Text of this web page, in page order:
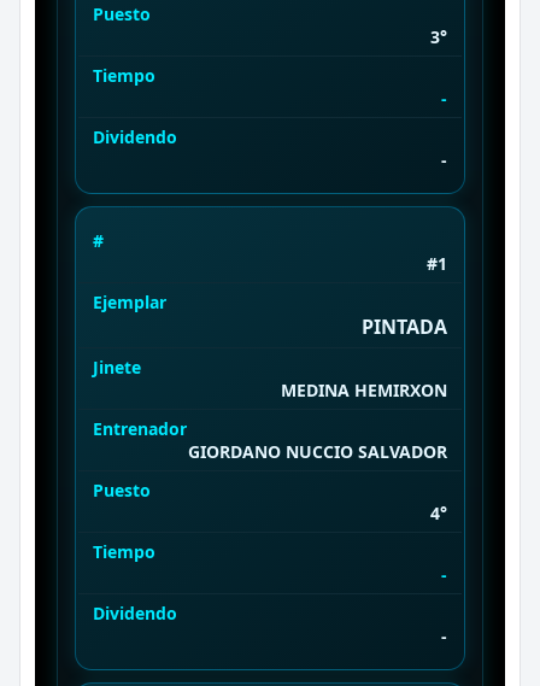
Puesto
3°
Tiempo
-
Dividendo
-
#
#1
Ejemplar
PINTADA
Jinete
MEDINA HEMIRXON
Entrenador
GIORDANO NUCCIO SALVADOR
Puesto
4°
Tiempo
-
Dividendo
-